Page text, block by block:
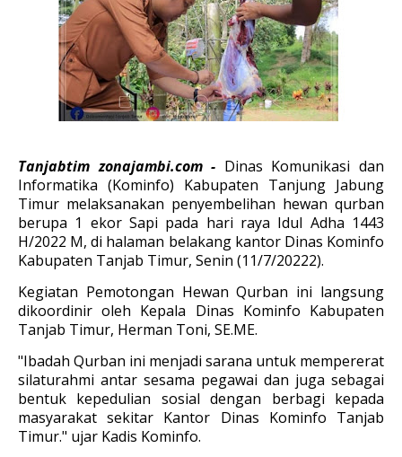
Tanjabtim zonajambi.com - Dinas Komunikasi dan
Informatika (Kominfo) Kabupaten Tanjung Jabung
Timur melaksanakan penyembelihan hewan qurban
berupa 1 ekor Sapi pada hari raya Idul Adha 1443
H/2022 M, di halaman belakang kantor Dinas Kominfo
Kabupaten Tanjab Timur, Senin (11/7/20222).
Kegiatan Pemotongan Hewan Qurban ini langsung
dikoordinir oleh Kepala Dinas Kominfo Kabupaten
Tanjab Timur, Herman Toni, SE.ME.
"Ibadah Qurban ini menjadi sarana untuk mempererat
silaturahmi antar sesama pegawai dan juga sebagai
bentuk kepedulian sosial dengan berbagi kepada
masyarakat sekitar Kantor Dinas Kominfo Tanjab
Timur." ujar Kadis Kominfo.